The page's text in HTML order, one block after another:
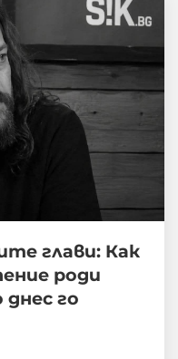
глави: Как
роди
го